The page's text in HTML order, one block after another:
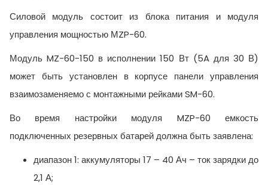
Силовой модуль состоит из блока питания и модуля
управления мощностью МZP-60.
Модуль MZ-60-150 в исполнении 150 Вт (5A для 30 В)
может быть установлен в корпусе панели управления
взаимозаменяемо с монтажными рейками SM-60.
Во время настройки модуля MZP-60 емкость
подключенных резервных батарей должна быть заявлена:
диапазон 1: аккумуляторы 17 – 40 Ач – ток зарядки до
2,1 А;